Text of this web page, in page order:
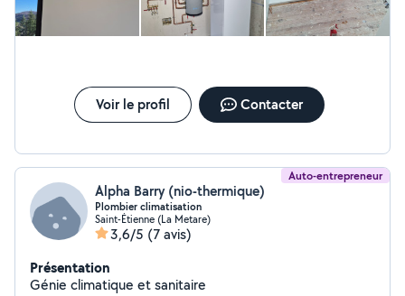
Voir le profil Contacter
Auto-entrepreneur
Alpha Barry (nio-thermique)
Plombier climatisation
Saint-Étienne (La Metare)
3,6/5 (7 avis)
Présentation
Génie climatique et sanitaire